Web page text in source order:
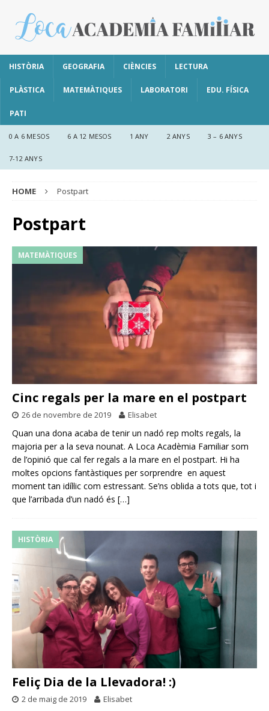
HISTÒRIA GEOGRAFIA CIÈNCIES LECTURA
PLÀSTICA MATEMÀTIQUES LABORATORI EDU. FÍSICA
PATI
0 A 6 MESOS 6 A 12 MESOS 1 ANY 2 ANYS 3 – 6 ANYS
7-12 ANYS
HOME Postpart
Postpart
MATEMÀTIQUES
Cinc regals per la mare en el postpart
26 de novembre de 2019 Elisabet
Quan una dona acaba de tenir un nadó rep molts regals, la
majoria per a la seva nounat. A Loca Acadèmia Familiar som
de l’opinió que cal fer regals a la mare en el postpart. Hi ha
moltes opcions fantàstiques per sorprendre en aquest
moment tan idíl·lic com estressant. Se’ns oblida a tots que, tot i
que l’arribada d’un nadó és […]
HISTÒRIA
Feliç Dia de la Llevadora! :)
2 de maig de 2019 Elisabet